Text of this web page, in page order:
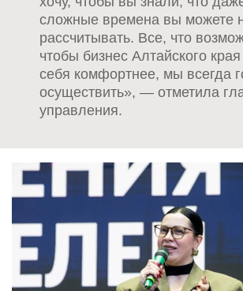
сложные времена вы можете
рассчитывать. Все, что
чтобы бизнес Алтайского
себя комфортнее, мы всегда
осуществить», — отметила
управления.